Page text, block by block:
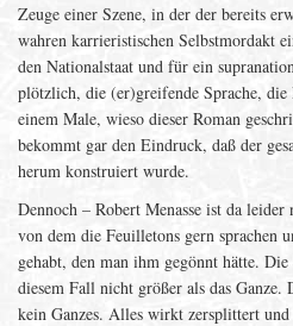
Zeuge einer Szene, in der der bereits
wahren karrieristischen Selbstmordakt
den Nationalstaat und für ein
plötzlich, die (er)greifende Sprache,
einem Male, wieso dieser Roman
bekommt gar den Eindruck, daß der
herum konstruiert wurde.
Dennoch – Robert Menasse ist da
von dem die Feuilletons gern sprachen
gehabt, den man ihm gegönnt hätte.
diesem Fall nicht größer als das
kein Ganzes. Alles wirkt zersplittert